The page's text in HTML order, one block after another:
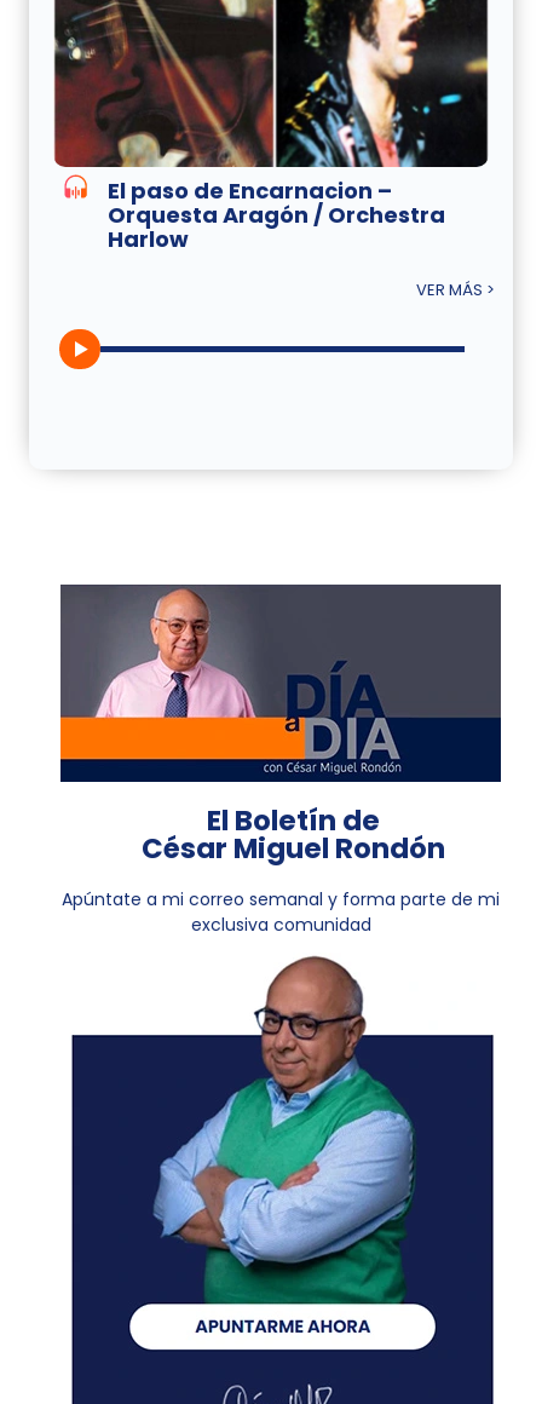
El paso de Encarnacion –
Orquesta Aragón / Orchestra
Harlow
VER MÁS >
El Boletín de
César Miguel Rondón
Apúntate a mi correo semanal y forma parte de mi
exclusiva comunidad